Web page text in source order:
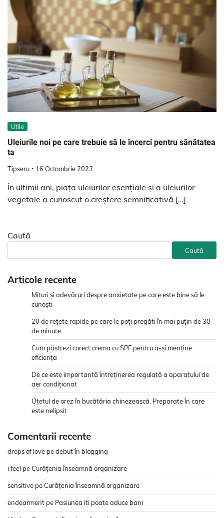
Utile
Uleiurile noi pe care trebuie să le încerci pentru sănătatea
ta
Tipseru 16 Octombrie 2023
În ultimii ani, piața uleiurilor esențiale și a uleiurilor
vegetale a cunoscut o creștere semnificativă […]
Caută
Caută
Articole recente
Mituri și adevăruri despre anxietate pe care este bine să le
cunoști
20 de rețete rapide pe care le poți pregăti în mai puțin de 30
de minute
Cum păstrezi corect crema cu SPF pentru a-și menține
eficiența
De ce este importantă întreținerea regulată a aparatului de
aer condiționat
Oțetul de orez în bucătăria chinezească. Preparate în care
este nelipsit
Comentarii recente
drops of love pedebut în blogging
i feel peCurățenia înseamnă organizare
sensitive peCurățenia înseamnă organizare
endearment pe Pasiunea iti poate aduce bani